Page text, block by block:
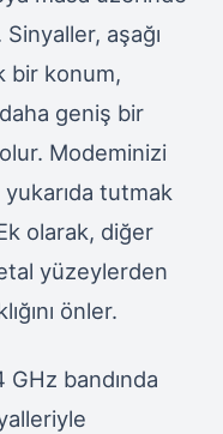
Sinyaller, aşağı
bir konum,
geniş bir
olur. Modeminizi
tutmak
olarak, diğer
yüzeylerden
önler.
GHz bandında